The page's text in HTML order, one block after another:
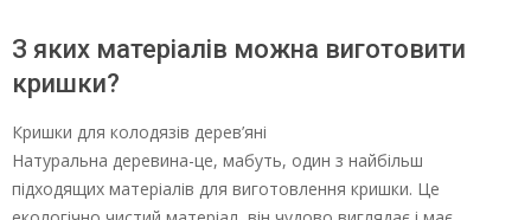
З яких матеріалів можна виготовити
кришки?
Кришки для колодязів дерев’яні
Натуральна деревина-це, мабуть, один з найбільш
підходящих матеріалів для виготовлення кришки. Це